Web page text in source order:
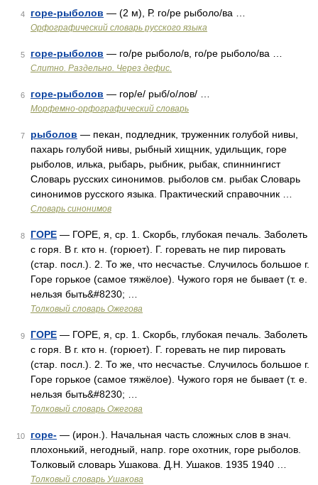
4 горе-рыболов — (2 м), Р. го/ре рыболо/ва …
Орфографический словарь русского языка
5 горе-рыболов — го/ре рыболо/в, го/ре рыболо/ва …
Слитно. Раздельно. Через дефис.
6 горе-рыболов — гор/е/ рыб/о/лов/ …
Морфемно-орфографический словарь
7 рыболов — пекан, подледник, труженник голубой нивы,
пахарь голубой нивы, рыбный хищник, удильщик, горе
рыболов, илька, рыбарь, рыбник, рыбак, спиннингист
Словарь русских синонимов. рыболов см. рыбак Словарь
синонимов русского языка. Практический справочник …
Словарь синонимов
8 ГОРЕ — ГОРЕ, я, ср. 1. Скорбь, глубокая печаль. Заболеть
с горя. В г. кто н. (горюет). Г. горевать не пир пировать
(стар. посл.). 2. То же, что несчастье. Случилось большое г.
Горе горькое (самое тяжёлое). Чужого горя не бывает (т. е.
нельзя быть&#8230; …
Толковый словарь Ожегова
9 ГОРЕ — ГОРЕ, я, ср. 1. Скорбь, глубокая печаль. Заболеть
с горя. В г. кто н. (горюет). Г. горевать не пир пировать
(стар. посл.). 2. То же, что несчастье. Случилось большое г.
Горе горькое (самое тяжёлое). Чужого горя не бывает (т. е.
нельзя быть&#8230; …
Толковый словарь Ожегова
10 горе- — (ирон.). Начальная часть сложных слов в знач.
плохонький, негодный, напр. горе охотник, горе рыболов.
Толковый словарь Ушакова. Д.Н. Ушаков. 1935 1940 …
Толковый словарь Ушакова